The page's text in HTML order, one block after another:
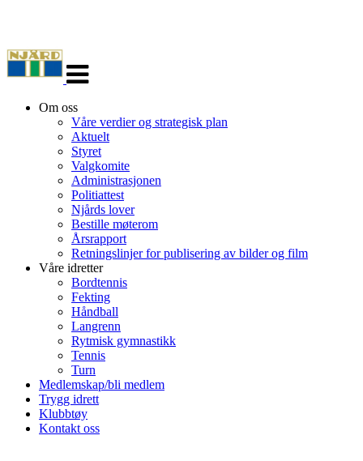
navigasjon
Om oss
Våre verdier og strategisk plan
Aktuelt
Styret
Valgkomite
Administrasjonen
Politiattest
Njårds lover
Bestille møterom
Årsrapport
Retningslinjer for publisering av bilder og film
Våre idretter
Bordtennis
Fekting
Håndball
Langrenn
Rytmisk gymnastikk
Tennis
Turn
Medlemskap/bli medlem
Trygg idrett
Klubbtøy
Kontakt oss